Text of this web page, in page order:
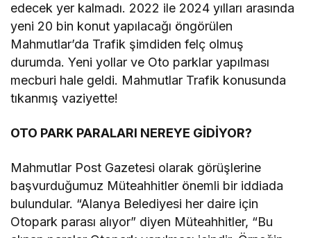
edecek yer kalmadı. 2022 ile 2024 yılları arasında
yeni 20 bin konut yapılacağı öngörülen
Mahmutlar’da Trafik şimdiden felç olmuş
durumda. Yeni yollar ve Oto parklar yapılması
mecburi hale geldi. Mahmutlar Trafik konusunda
tıkanmış vaziyette!
OTO PARK PARALARI NEREYE GİDİYOR?
Mahmutlar Post Gazetesi olarak görüşlerine
başvurduğumuz Müteahhitler önemli bir iddiada
bulundular. “Alanya Belediyesi her daire için
Otopark parası alıyor” diyen Müteahhitler, “Bu